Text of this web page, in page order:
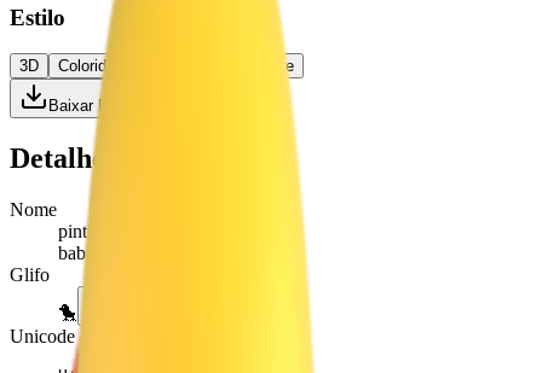
Estilo
3D Colorido Alto Contraste
Baixar PNG
Detalhes
Nome
pintinho de perfil
baby chick
Glifo
🐤
Unicode